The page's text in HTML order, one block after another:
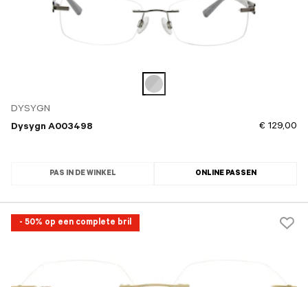
DYSYGN
Dysygn A003498
€ 129,00
PAS IN DE WINKEL ONLINE PASSEN
- 50% op een complete bril